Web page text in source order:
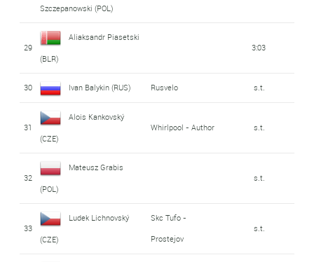
Szczepanowski (POL)
29
Aliaksandr Piasetski
(BLR)
3:03
30 Ivan Balykin (RUS) Rusvelo s.t.
31
Alois Kankovský
(CZE)
Whirlpool - Author s.t.
32
Mateusz Grabis
(POL)
s.t.
33
Ludek Lichnovský
(CZE)
Skc Tufo -
Prostejov
s.t.